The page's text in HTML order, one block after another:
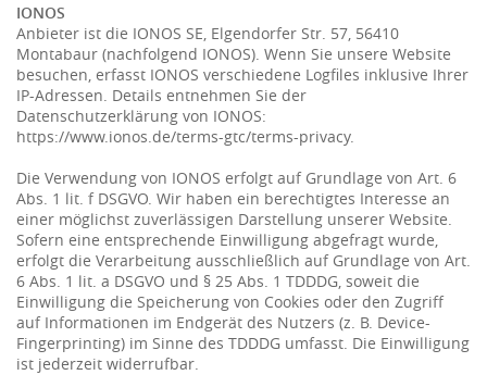
IONOS
Anbieter ist die IONOS SE, Elgendorfer Str. 57, 56410
Montabaur (nachfolgend IONOS). Wenn Sie unsere Website
besuchen, erfasst IONOS verschiedene Logfiles inklusive Ihrer
IP-Adressen. Details entnehmen Sie der
Datenschutzerklärung von IONOS:
https://www.ionos.de/terms-gtc/terms-privacy.
Die Verwendung von IONOS erfolgt auf Grundlage von Art. 6
Abs. 1 lit. f DSGVO. Wir haben ein berechtigtes Interesse an
einer möglichst zuverlässigen Darstellung unserer Website.
Sofern eine entsprechende Einwilligung abgefragt wurde,
erfolgt die Verarbeitung ausschließlich auf Grundlage von Art.
6 Abs. 1 lit. a DSGVO und § 25 Abs. 1 TDDDG, soweit die
Einwilligung die Speicherung von Cookies oder den Zugriff
auf Informationen im Endgerät des Nutzers (z. B. Device-
Fingerprinting) im Sinne des TDDDG umfasst. Die Einwilligung
ist jederzeit widerrufbar.